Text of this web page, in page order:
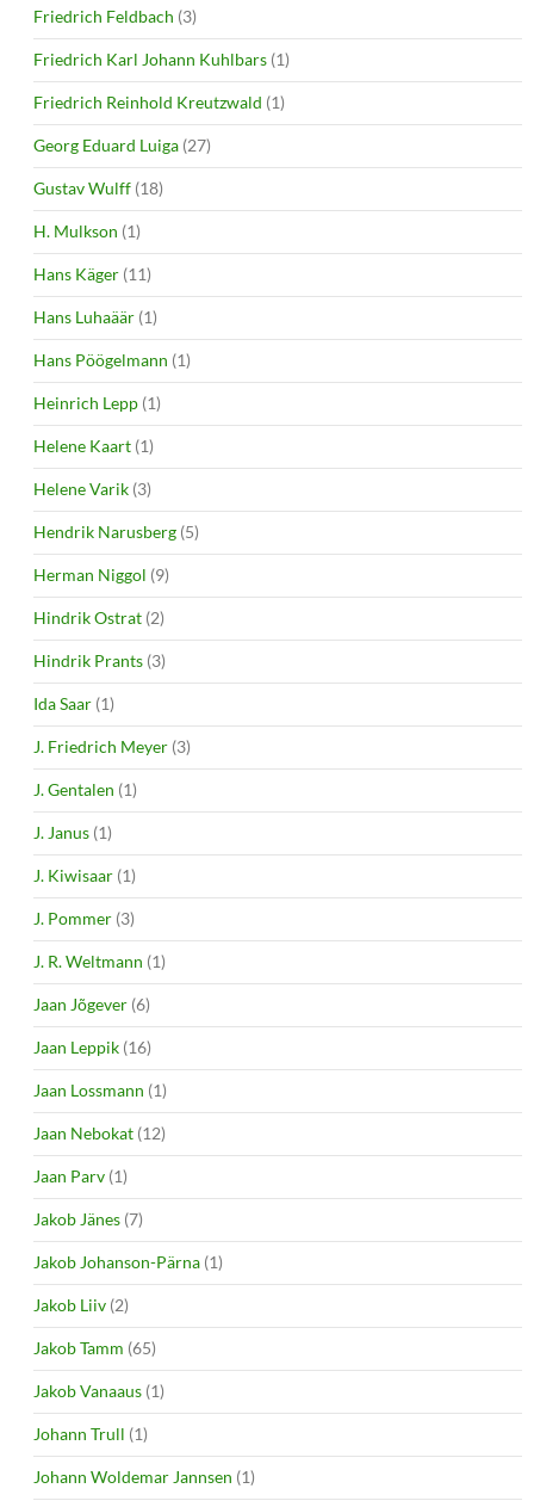
Friedrich Feldbach (3)
Friedrich Karl Johann Kuhlbars (1)
Friedrich Reinhold Kreutzwald (1)
Georg Eduard Luiga (27)
Gustav Wulff (18)
H. Mulkson (1)
Hans Käger (11)
Hans Luhaäär (1)
Hans Pöögelmann (1)
Heinrich Lepp (1)
Helene Kaart (1)
Helene Varik (3)
Hendrik Narusberg (5)
Herman Niggol (9)
Hindrik Ostrat (2)
Hindrik Prants (3)
Ida Saar (1)
J. Friedrich Meyer (3)
J. Gentalen (1)
J. Janus (1)
J. Kiwisaar (1)
J. Pommer (3)
J. R. Weltmann (1)
Jaan Jõgever (6)
Jaan Leppik (16)
Jaan Lossmann (1)
Jaan Nebokat (12)
Jaan Parv (1)
Jakob Jänes (7)
Jakob Johanson-Pärna (1)
Jakob Liiv (2)
Jakob Tamm (65)
Jakob Vanaaus (1)
Johann Trull (1)
Johann Woldemar Jannsen (1)